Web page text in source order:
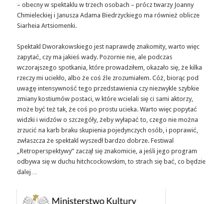
– obecny w spektaklu w trzech osobach – prócz twarzy Joanny
Chmieleckiej i Janusza Adama Biedrzyckiego ma również oblicze
Siarheia Artsiomenki.
Spektakl Dworakowskiego jest naprawdę znakomity, warto więc
zapytać, czy ma jakieś wady. Pozornie nie, ale podczas
wczorajszego spotkania, które prowadziłem, okazało się, że kilka
rzeczy mi uciekło, albo że coś źle zrozumiałem. Cóż, biorąc pod
uwagę intensywność tego przedstawienia czy niezwykle szybkie
zmiany kostiumów postaci, w które wcielali się ci sami aktorzy,
może być też tak, że coś po prostu ucieka. Warto więc popytać
widzki i widzów o szczegóły, żeby wyłapać to, czego nie można
zrzucić na karb braku skupienia pojedynczych osób, i poprawić,
zwłaszcza że spektakl wyszedł bardzo dobrze. Festiwal
„Retroperspektywy” zaczął się znakomicie, a jeśli jego program
odbywa się w duchu hitchcockowskim, to strach się bać, co będzie
dalej…